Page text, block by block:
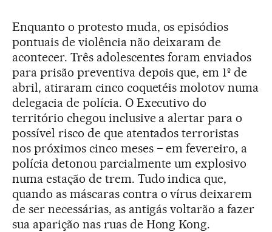
Enquanto o protesto muda, os episódios
pontuais de violência não deixaram de
acontecer. Três adolescentes foram enviados
para prisão preventiva depois que, em 1º de
abril, atiraram cinco coquetéis molotov numa
delegacia de polícia. O Executivo do
território chegou inclusive a alertar para o
possível risco de que atentados terroristas
nos próximos cinco meses – em fevereiro, a
polícia detonou parcialmente um explosivo
numa estação de trem. Tudo indica que,
quando as máscaras contra o vírus deixarem
de ser necessárias, as antigás voltarão a fazer
sua aparição nas ruas de Hong Kong.